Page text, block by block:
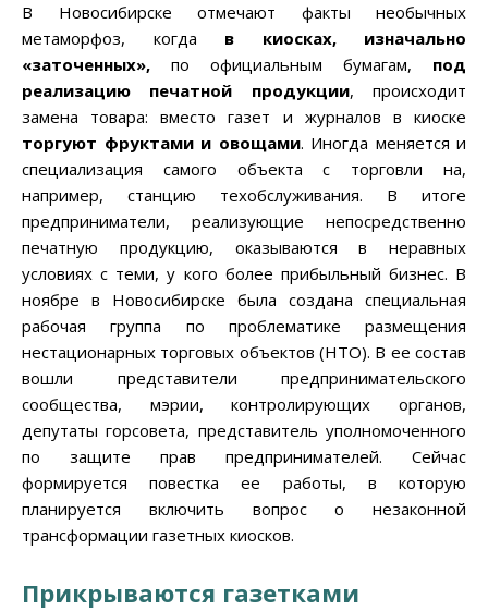
В Новосибирске отмечают факты необычных
метаморфоз, когда в киосках, изначально
«заточенных», по официальным бумагам, под
реализацию печатной продукции, происходит
замена товара: вместо газет и журналов в киоске
торгуют фруктами и овощами. Иногда меняется и
специализация самого объекта с торговли на,
например, станцию техобслуживания. В итоге
предприниматели, реализующие непосредственно
печатную продукцию, оказываются в неравных
условиях с теми, у кого более прибыльный бизнес. В
ноябре в Новосибирске была создана специальная
рабочая группа по проблематике размещения
нестационарных торговых объектов (НТО). В ее состав
вошли представители предпринимательского
сообщества, мэрии, контролирующих органов,
депутаты горсовета, представитель уполномоченного
по защите прав предпринимателей. Сейчас
формируется повестка ее работы, в которую
планируется включить вопрос о незаконной
трансформации газетных киосков.
Прикрываются газетками